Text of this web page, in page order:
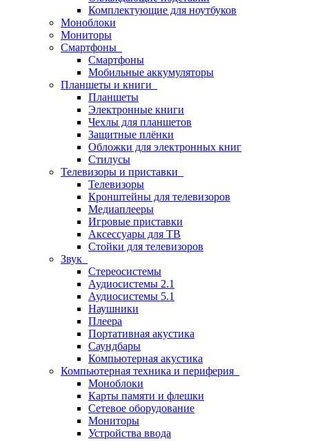
Комплектующие для ноутбуков
Моноблоки
Мониторы
Смартфоны
Смартфоны
Мобильные аккумуляторы
Планшеты и книги
Планшеты
Электронные книги
Чехлы для планшетов
Защитные плёнки
Обложки для электронных книг
Стилусы
Телевизоры и приставки
Телевизоры
Кронштейны для телевизоров
Медиаплееры
Игровые приставки
Аксессуары для ТВ
Стойки для телевизоров
Звук
Стереосистемы
Аудиосистемы 2.1
Аудиосистемы 5.1
Наушники
Плеера
Портативная акустика
Саундбары
Компьютерная акустика
Компьютерная техника и периферия
Моноблоки
Карты памяти и флешки
Сетевое оборудование
Мониторы
Устройства ввода